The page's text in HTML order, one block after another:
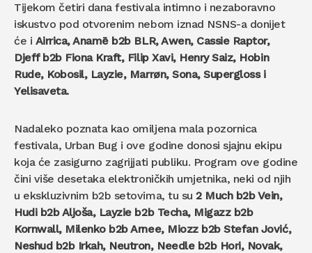
Tijekom četiri dana festivala intimno i nezaboravno
iskustvo pod otvorenim nebom iznad NSNS-a donijet
će i Airrica, Anamē b2b BLR, Awen, Cassie Raptor,
Djeff b2b Fiona Kraft, Filip Xavi, Henry Saiz, Hobin
Rude, Kobosil, Layzie, Marrøn, Sona, Supergloss i
Yelisaveta.
Nadaleko poznata kao omiljena mala pozornica
festivala, Urban Bug i ove godine donosi sjajnu ekipu
koja će zasigurno zagrijjati publiku. Program ove godine
čini više desetaka elektroničkih umjetnika, neki od njih
u ekskluzivnim b2b setovima, tu su2 Much b2b Vein,
Hudi b2b Aljoša, Layzie b2b Techa, Migazz b2b
Kornwall, Milenko b2b Arnee, Miozz b2b Stefan Jović,
Neshud b2b Irkah, Neutron, Needle b2b Hori, Novak,